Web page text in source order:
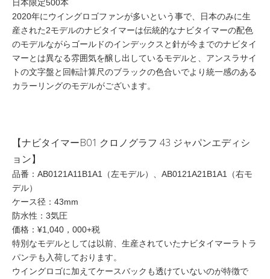
日本限定500本
2020年にウイングロゴファンが多いという事で、日本のみに生
産された2モデルのナビタイマーは伝統的なナビタイマーの配色
のモデルながらゴールドのインデックスと針が今までのナビタイ
マーとは異なる雰囲気を醸し出しているモデルと、アンスラサイ
トの文字盤と回転計算尺のブラックの色合いでより統一感のある
カラーリングのモデルがございます。
【ナビタイマーB01 クロノグラフ 43 ジャパンエディシ
ョン】
品番：AB0121A11B1A1（左モデル）、AB0121A21B1A1（右モ
デル）
ケース径：43mm
防水性：3気圧
価格：¥1,040，000+税
特別なモデルとしては以前、生産されていたナビタイマーラトラ
パンテも入荷しております。
ウイングロゴに加えてケースバックも透けていないのが特徴で